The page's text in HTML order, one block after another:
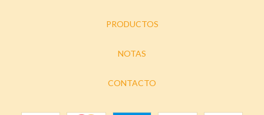
PRODUCTOS
NOTAS
CONTACTO